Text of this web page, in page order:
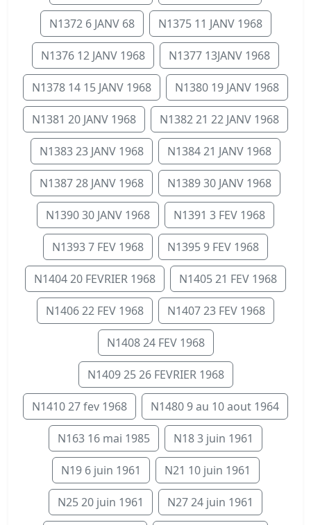
N1372 6 JANV 68 N1375 11 JANV 1968
N1376 12 JANV 1968 N1377 13JANV 1968
N1378 14 15 JANV 1968 N1380 19 JANV 1968
N1381 20 JANV 1968 N1382 21 22 JANV 1968
N1383 23 JANV 1968 N1384 21 JANV 1968
N1387 28 JANV 1968 N1389 30 JANV 1968
N1390 30 JANV 1968 N1391 3 FEV 1968
N1393 7 FEV 1968 N1395 9 FEV 1968
N1404 20 FEVRIER 1968 N1405 21 FEV 1968
N1406 22 FEV 1968 N1407 23 FEV 1968
N1408 24 FEV 1968
N1409 25 26 FEVRIER 1968
N1410 27 fev 1968 N1480 9 au 10 aout 1964
N163 16 mai 1985 N18 3 juin 1961
N19 6 juin 1961 N21 10 juin 1961
N25 20 juin 1961 N27 24 juin 1961